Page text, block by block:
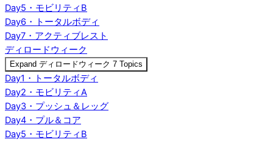
Day5・モビリティB
Day6・トータルボディ
Day7・アクティブレスト
ディロードウィーク
Expand ディロードウィーク 7 Topics
Day1・トータルボディ
Day2・モビリティA
Day3・プッシュ＆レッグ
Day4・プル＆コア
Day5・モビリティB